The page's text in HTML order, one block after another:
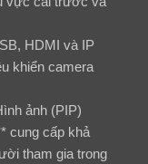
HDMI và IP
khiển camera
ảnh (PIP)
cung cấp khả
tham gia trong